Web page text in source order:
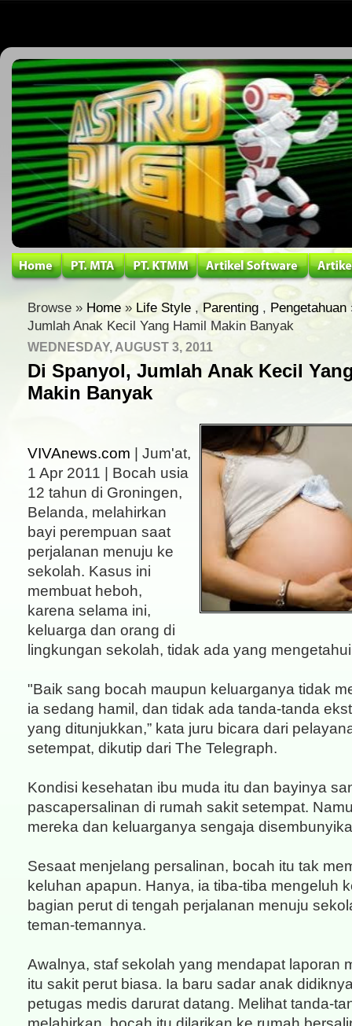
Browse » Home » Life Style , Parenting , Pengetahuan
Jumlah Anak Kecil Yang Hamil Makin Banyak
WEDNESDAY, AUGUST 3, 2011
Di Spanyol, Jumlah Anak Kecil
Makin Banyak
VIVAnews.com | Jum'at,
1 Apr 2011 | Bocah usia
12 tahun di Groningen,
Belanda, melahirkan
bayi perempuan saat
perjalanan menuju ke
sekolah. Kasus ini
membuat heboh,
karena selama ini,
keluarga dan orang di
lingkungan sekolah, tidak ada yang
"Baik sang bocah maupun keluarganya tidak
ia sedang hamil, dan tidak ada tanda-tanda
yang ditunjukkan,” kata juru bicara dari
setempat, dikutip dari The Telegraph.
Kondisi kesehatan ibu muda itu dan bayinya
pascapersalinan di rumah sakit setempat.
mereka dan keluarganya sengaja
Sesaat menjelang persalinan, bocah itu tak
keluhan apapun. Hanya, ia tiba-tiba mengeluh
bagian perut di tengah perjalanan menuju
teman-temannya.
Awalnya, staf sekolah yang mendapat laporan
itu sakit perut biasa. Ia baru sadar anak
petugas medis darurat datang. Melihat tanda-